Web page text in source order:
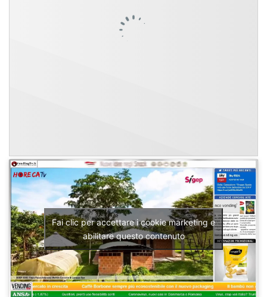
Fai clic per accettare i cookie marketing e
abilitare questo contenuto